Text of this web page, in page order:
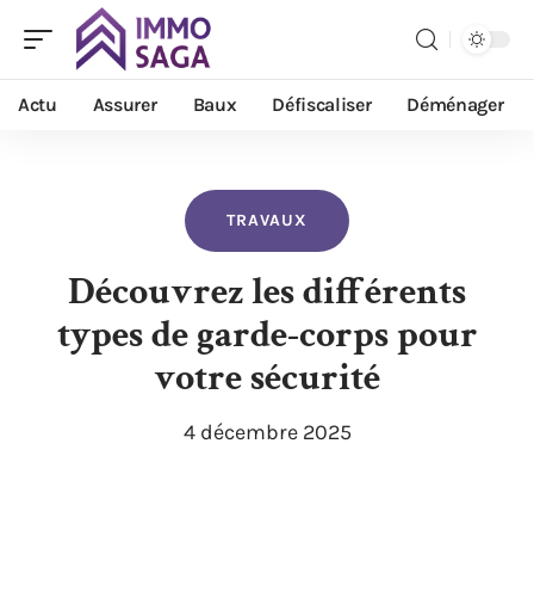
Actu Assurer Baux Défiscaliser Déménager
TRAVAUX
Découvrez les différents
types de garde-corps pour
votre sécurité
4 décembre 2025